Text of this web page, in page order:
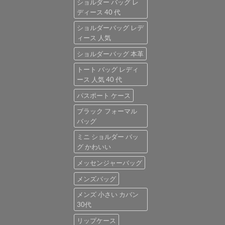
ショルダー バッグ レ
ディース 40 代
ショルダーバッグ レデ
ィース 人気
ショルダーバッグ 本革
トート バッグ レディ
ース 人気 40 代
パスポート ケース
ブラック フォーマル
バッグ
ミニ ショルダー バッ
グ かわいい
メッセンジャーバッグ
メンズバッグ
メンズ 小さい カバン
30代
リップケース